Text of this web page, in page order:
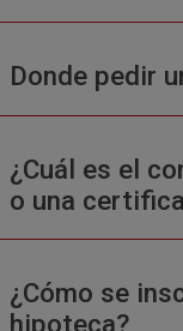
Donde pedir
¿Cuál es el
o una
¿Cómo se
hipoteca?